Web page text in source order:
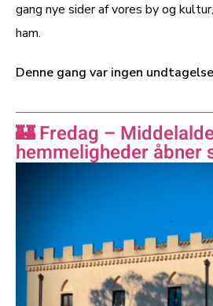
gang nye sider af vores by og
ham.
Denne gang var ingen
🏰 Fredag –
hemmeligheder åbner